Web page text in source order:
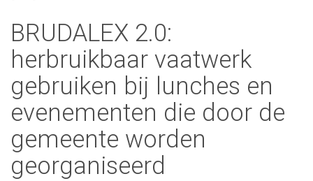
BRUDALEX 2.0:
herbruikbaar vaatwerk
gebruiken bij lunches en
evenementen die door de
gemeente worden
georganiseerd